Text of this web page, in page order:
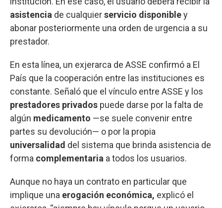
asistencia de cualquierservicio disponibley
abonar posteriormente una orden de urgencia a su
prestador.
En esta línea, un exjerarca de ASSE confirmó a El
País que la cooperación entre las instituciones es
constante. Señaló que el vínculo entre ASSE y los
prestadores privados puede darse por la falta de
algún medicamento —se suele convenir entre
partes su devolución— o por la propia
universalidad del sistema que brinda asistencia de
forma complementaria a todos los usuarios.
Aunque no haya un contrato en particular que
implique una erogación económica, explicó el